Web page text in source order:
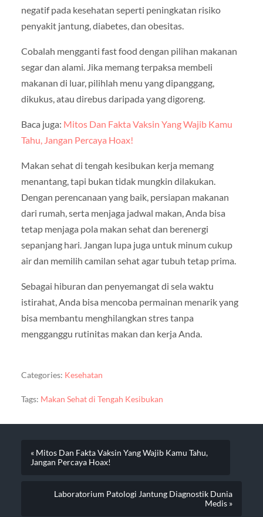
negatif pada kesehatan seperti peningkatan risiko
penyakit jantung, diabetes, dan obesitas.
Cobalah mengganti fast food dengan pilihan makanan
segar dan alami. Jika memang terpaksa membeli
makanan di luar, pilihlah menu yang dipanggang,
dikukus, atau direbus daripada yang digoreng.
Baca juga: Mitos Dan Fakta Vaksin Yang Wajib Kamu
Tahu, Jangan Percaya Hoax!
Makan sehat di tengah kesibukan kerja memang
menantang, tapi bukan tidak mungkin dilakukan.
Dengan perencanaan yang baik, persiapan makanan
dari rumah, serta menjaga jadwal makan, Anda bisa
tetap menjaga pola makan sehat dan berenergi
sepanjang hari. Jangan lupa juga untuk minum cukup
air dan memilih camilan sehat agar tubuh tetap prima.
Sebagai hiburan dan penyemangat di sela waktu
istirahat, Anda bisa mencoba permainan menarik yang
bisa membantu menghilangkan stres tanpa
mengganggu rutinitas makan dan kerja Anda.
Categories: Kesehatan
Tags: Makan Sehat di Tengah Kesibukan
« Mitos Dan Fakta Vaksin Yang Wajib Kamu Tahu,
Jangan Percaya Hoax!
Laboratorium Patologi Jantung Diagnostik Dunia
Medis »